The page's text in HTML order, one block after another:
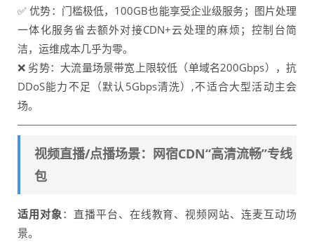
✅ 优势：门槛极低，100GB也能享受企业级服务；图片处理
一体化服务省去额外对接CDN+云处理的麻烦；控制台简
洁，运维成本几乎为零。
❌ 劣势：大流量场景带宽上限较低（单域名200Gbps），抗
DDoS能力不足（默认5Gbps清洗）,不适合大型活动主会
场。
视频直播/点播场景：网宿CDN“高清流畅”专线
包
适用对象：直播平台、在线教育、视频网站、连麦互动场
景。